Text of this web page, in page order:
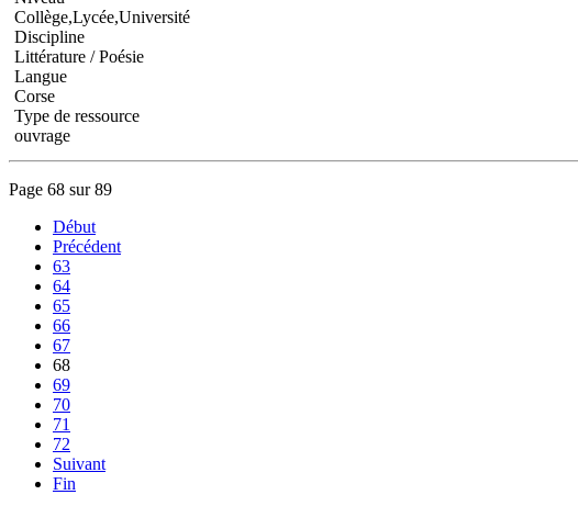
Collège,Lycée,Université
Discipline
Littérature / Poésie
Langue
Corse
Type de ressource
ouvrage
Page 68 sur 89
Début
Précédent
63
64
65
66
67
68
69
70
71
72
Suivant
Fin